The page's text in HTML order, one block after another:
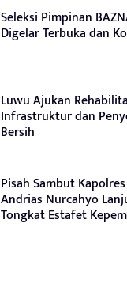
Seleksi Pimpinan
Digelar Terbuka dan
Luwu Ajukan
Infrastruktur dan
Bersih
Pisah Sambut
Andrias Nurcahyo
Tongkat Estafet